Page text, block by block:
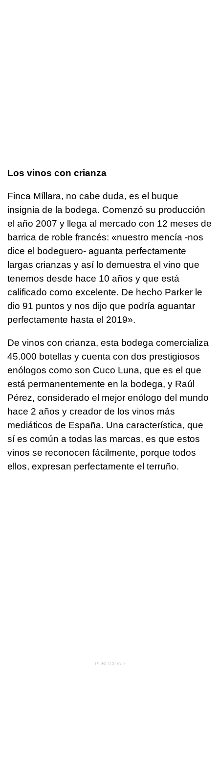
Los vinos con crianza
Finca Míllara, no cabe duda, es el buque
insignia de la bodega. Comenzó su producción
el año 2007 y llega al mercado con 12 meses de
barrica de roble francés: «nuestro mencía -nos
dice el bodeguero- aguanta perfectamente
largas crianzas y así lo demuestra el vino que
tenemos desde hace 10 años y que está
calificado como excelente. De hecho Parker le
dio 91 puntos y nos dijo que podría aguantar
perfectamente hasta el 2019».
De vinos con crianza, esta bodega comercializa
45.000 botellas y cuenta con dos prestigiosos
enólogos como son Cuco Luna, que es el que
está permanentemente en la bodega, y Raúl
Pérez, considerado el mejor enólogo del mundo
hace 2 años y creador de los vinos más
mediáticos de España. Una característica, que
sí es común a todas las marcas, es que estos
vinos se reconocen fácilmente, porque todos
ellos, expresan perfectamente el terruño.